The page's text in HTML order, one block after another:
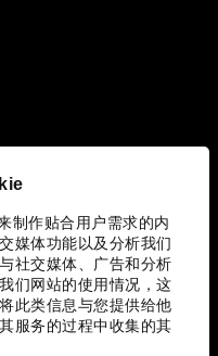
制作贴合用户需求的内
媒体功能以及分析我们
社交媒体、广告和分析
们网站的使用情况，这
此类信息与您提供给他
服务的过程中收集的其